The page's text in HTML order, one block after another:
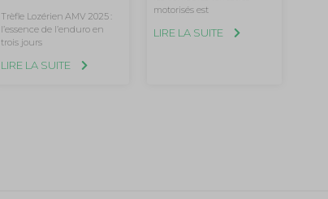
Trèfle Lozérien AMV 2025 :
l’essence de l’enduro en
trois jours
LIRE LA SUITE
motorisés est
LIRE LA SUITE